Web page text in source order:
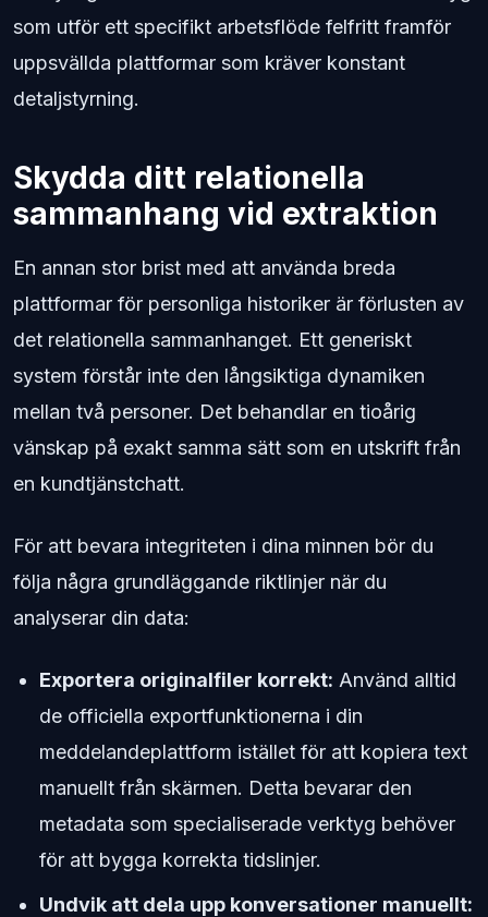
som utför ett specifikt arbetsflöde felfritt framför
uppsvällda plattformar som kräver konstant
detaljstyrning.
Skydda ditt relationella
sammanhang vid extraktion
En annan stor brist med att använda breda
plattformar för personliga historiker är förlusten av
det relationella sammanhanget. Ett generiskt
system förstår inte den långsiktiga dynamiken
mellan två personer. Det behandlar en tioårig
vänskap på exakt samma sätt som en utskrift från
en kundtjänstchatt.
För att bevara integriteten i dina minnen bör du
följa några grundläggande riktlinjer när du
analyserar din data:
Exportera originalfiler korrekt: Använd alltid
de officiella exportfunktionerna i din
meddelandeplattform istället för att kopiera text
manuellt från skärmen. Detta bevarar den
metadata som specialiserade verktyg behöver
för att bygga korrekta tidslinjer.
Undvik att dela upp konversationer manuellt: